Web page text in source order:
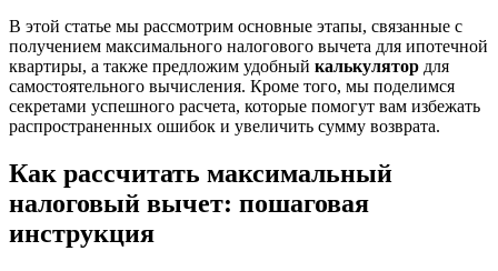
В этой статье мы рассмотрим основные этапы, связанные с
получением максимального налогового вычета для ипотечной
квартиры, а также предложим удобный калькулятор для
самостоятельного вычисления. Кроме того, мы поделимся
секретами успешного расчета, которые помогут вам избежать
распространенных ошибок и увеличить сумму возврата.
Как рассчитать максимальный
налоговый вычет: пошаговая
инструкция